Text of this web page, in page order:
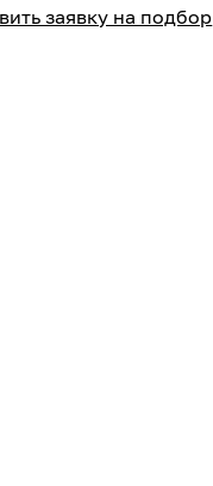
the
заявку на подбор